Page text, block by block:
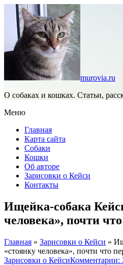
murovia.ru
О собаках и кошках. Статьи,
Меню
Главная
Карта сайта
Собаки
Кошки
Об авторе
Зарисовки о Кейси
Контакты
Ищейка-собака
человека», почти
Главная » Зарисовки о Кейси »
«стоянку человека», почти что
Зарисовки о КейсиКомментарии: